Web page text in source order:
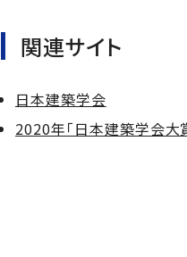
関連サイト
日本建築学会
2020年「日本建築学会大